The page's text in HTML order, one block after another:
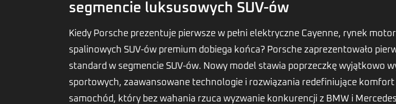
segmencie luksusowych SUV-ów
Kiedy Porsche prezentuje pierwsze w pełni elektryczne Cayenne, rynek
spalinowych SUV-ów premium dobiega końca? Porsche zaprezentowało
standard w segmencie SUV-ów. Nowy model stawia poprzeczkę wyjątkowo
sportowych, zaawansowane technologie i rozwiązania redefiniujące
samochód, który bez wahania rzuca wyzwanie konkurencji z BMW i